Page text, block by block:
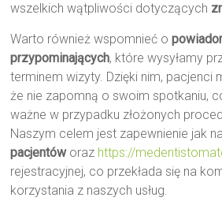
wszelkich wątpliwości dotyczących
Warto również wspomnieć o
przypominających, które wysyłamy
terminem wizyty. Dzięki nim, pacjenci
że nie zapomną o swoim spotkaniu,
ważne w przypadku złożonych
Naszym celem jest zapewnienie jak
pacjentóworaz https://
rejestracyjnej, co przekłada się na
korzystania z naszych usług.